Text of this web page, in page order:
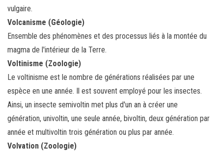
vulgaire.
Volcanisme (Géologie)
Ensemble des phénomènes et des processus liés à la montée du
magma de l'intérieur de la Terre.
Voltinisme (Zoologie)
Le voltinisme est le nombre de générations réalisées par une
espèce en une année. Il est souvent employé pour les insectes.
Ainsi, un insecte semivoltin met plus d'un an à créer une
génération, univoltin, une seule année, bivoltin, deux génération par
année et multivoltin trois génération ou plus par année.
Volvation (Zoologie)